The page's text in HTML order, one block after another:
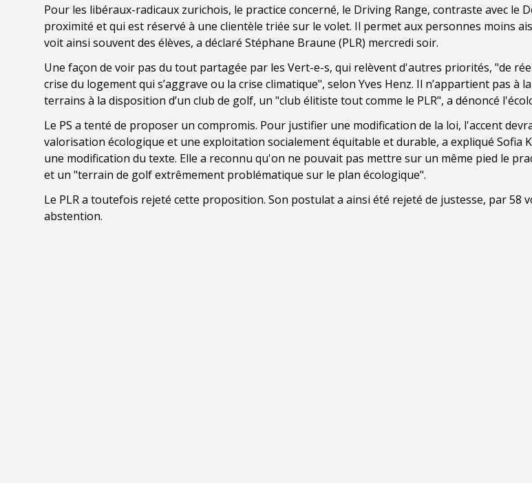
Pour les libéraux-radicaux zurichois, le practice concerné, le Driving Range, contraste avec le
proximité et qui est réservé à une clientèle triée sur le volet. Il permet aux personnes moins
voit ainsi souvent des élèves, a déclaré Stéphane Braune (PLR) mercredi soir.
Une façon de voir pas du tout partagée par les Vert-e-s, qui relèvent d'autres priorités, "de
crise du logement qui s’aggrave ou la crise climatique", selon Yves Henz. Il n’appartient pas à
terrains à la disposition d’un club de golf, un "club élitiste tout comme le PLR", a dénoncé
Le PS a tenté de proposer un compromis. Pour justifier une modification de la loi, l'accent
valorisation écologique et une exploitation socialement équitable et durable, a expliqué Sofia
une modification du texte. Elle a reconnu qu'on ne pouvait pas mettre sur un même pied le
et un "terrain de golf extrêmement problématique sur le plan écologique".
Le PLR a toutefois rejeté cette proposition. Son postulat a ainsi été rejeté de justesse, par 58
abstention.